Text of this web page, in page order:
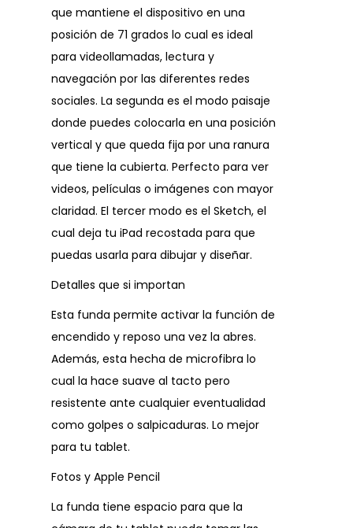
que mantiene el dispositivo en una
posición de 71 grados lo cual es ideal
para videollamadas, lectura y
navegación por las diferentes redes
sociales. La segunda es el modo paisaje
donde puedes colocarla en una posición
vertical y que queda fija por una ranura
que tiene la cubierta. Perfecto para ver
videos, películas o imágenes con mayor
claridad. El tercer modo es el Sketch, el
cual deja tu iPad recostada para que
puedas usarla para dibujar y diseñar.
Detalles que si importan
Esta funda permite activar la función de
encendido y reposo una vez la abres.
Además, esta hecha de microfibra lo
cual la hace suave al tacto pero
resistente ante cualquier eventualidad
como golpes o salpicaduras. Lo mejor
para tu tablet.
Fotos y Apple Pencil
La funda tiene espacio para que la